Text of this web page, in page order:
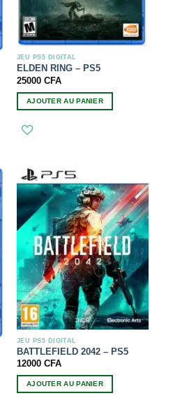
JEU PS5 DIGITAL
ELDEN RING – PS5
25000 CFA
AJOUTER AU PANIER
JEU PS5 DIGITAL
BATTLEFIELD 2042 – PS5
12000 CFA
AJOUTER AU PANIER